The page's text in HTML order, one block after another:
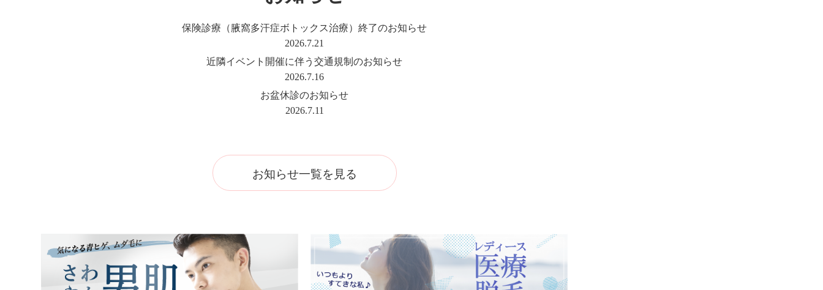
保険診療（腋窩多汗症ボトックス治療）終了のお知らせ
2026.7.21
近隣イベント開催に伴う交通規制のお知らせ
2026.7.16
お盆休診のお知らせ
2026.7.11
お知らせ一覧を見る